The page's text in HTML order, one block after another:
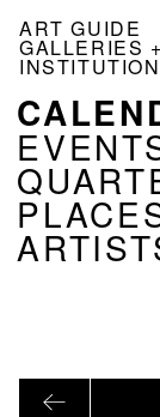
main
ART GUIDE
GALLERIES +
EN